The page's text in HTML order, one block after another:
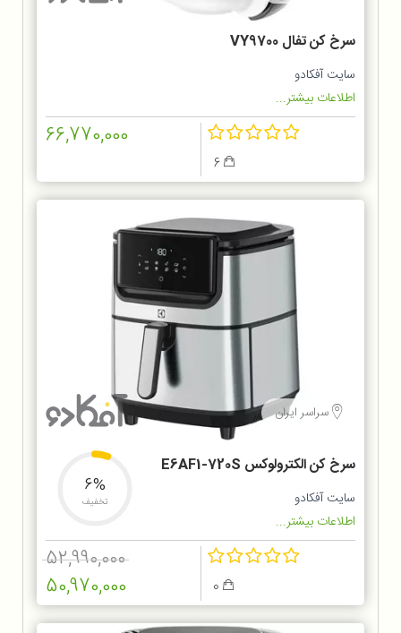
سرخ کن تفال VY9700
سایت آفکادو
اطلاعات بیشتر...
66,770,000
سراسر ایران
سرخ کن الکترولوکس E6AF1-720S
سایت آفکادو
اطلاعات بیشتر...
6%
تخفیف
52,990,000
50,970,000